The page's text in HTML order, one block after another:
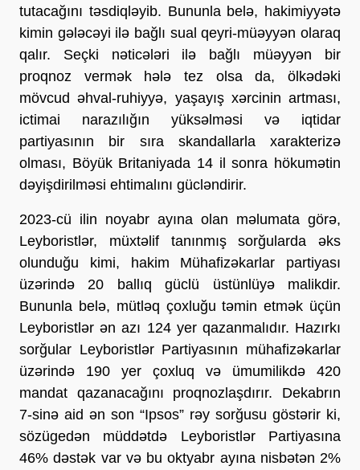
tutacağını təsdiqləyib. Bununla belə, hakimiyyətə
kimin gələcəyi ilə bağlı sual qeyri-müəyyən olaraq
qalır. Seçki nəticələri ilə bağlı müəyyən bir
proqnoz vermək hələ tez olsa da, ölkədəki
mövcud əhval-ruhiyyə, yaşayış xərcinin artması,
ictimai narazılığın yüksəlməsi və iqtidar
partiyasının bir sıra skandallarla xarakterizə
olması, Böyük Britaniyada 14 il sonra hökumətin
dəyişdirilməsi ehtimalını gücləndirir.
2023-cü ilin noyabr ayına olan məlumata görə,
Leyboristlər, müxtəlif tanınmış sorğularda əks
olunduğu kimi, hakim Mühafizəkarlar partiyası
üzərində 20 ballıq güclü üstünlüyə malikdir.
Bununla belə, mütləq çoxluğu təmin etmək üçün
Leyboristlər ən azı 124 yer qazanmalıdır. Hazırkı
sorğular Leyboristlər Partiyasının mühafizəkarlar
üzərində 190 yer çoxluq və ümumilikdə 420
mandat qazanacağını proqnozlaşdırır. Dekabrın
7-sinə aid ən son “Ipsos” rəy sorğusu göstərir ki,
sözügedən müddətdə Leyboristlər Partiyasına
46% dəstək var və bu oktyabr ayına nisbətən 2%